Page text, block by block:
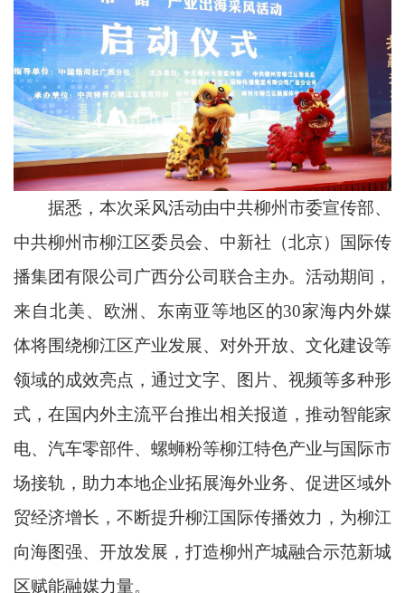
据悉，本次采风活动由中共柳州市委宣传部、
中共柳州市柳江区委员会、中新社（北京）国际传
播集团有限公司广西分公司联合主办。活动期间，
来自北美、欧洲、东南亚等地区的30家海内外媒
体将围绕柳江区产业发展、对外开放、文化建设等
领域的成效亮点，通过文字、图片、视频等多种形
式，在国内外主流平台推出相关报道，推动智能家
电、汽车零部件、螺蛳粉等柳江特色产业与国际市
场接轨，助力本地企业拓展海外业务、促进区域外
贸经济增长，不断提升柳江国际传播效力，为柳江
向海图强、开放发展，打造柳州产城融合示范新城
区赋能融媒力量。